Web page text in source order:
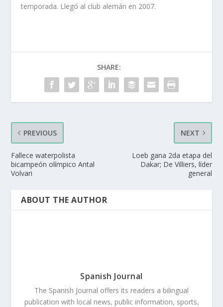
temporada. Llegó al club alemán en 2007.
SHARE:
PREVIOUS
Fallece waterpolista
bicampeón olímpico Antal
Volvari
NEXT
Loeb gana 2da etapa del
Dakar; De Villiers, líder
general
ABOUT THE AUTHOR
Spanish Journal
The Spanish Journal offers its readers a bilingual
publication with local news, public information, sports,